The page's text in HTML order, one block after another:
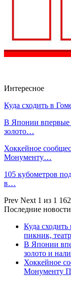
Интересное
Куда сходить в
В Японии впервые
золото…
Хоккейное
Монументу…
105 кубометров
в…
Prev Next 1 из 1 162
Последние новости
Куда
пикник,
В Японии
золото и
Хоккейное
Монументу